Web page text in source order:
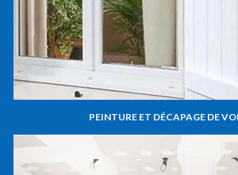
PEINTURE ET DÉCAPAGE DE